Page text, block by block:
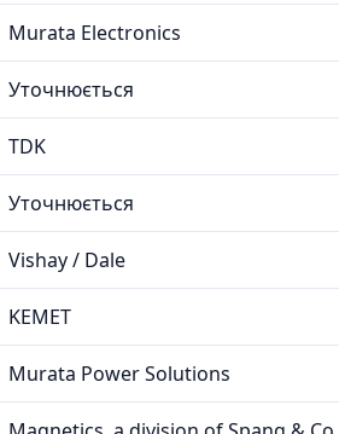
Murata Electronics
Уточнюється
TDK
Уточнюється
Vishay / Dale
KEMET
Murata Power Solutions